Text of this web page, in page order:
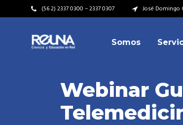
(56 2) 2337 0300 – 2337 0307 José Domingo
Somos
Video Institucional
Video Institucional
Misión – Visión
Valores
Webinar